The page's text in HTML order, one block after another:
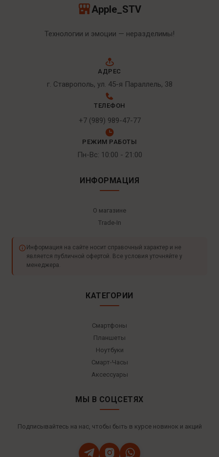
Apple_STV
Технологии и эмоции — неразделимы!
АДРЕС
г. Ставрополь, ул. 45-я Параллель, 38
ТЕЛЕФОН
+7 (989) 989-47-77
РЕЖИМ РАБОТЫ
Пн-Вс: 10:00 - 21:00
ИНФОРМАЦИЯ
О магазине
Trade-In
Информация на сайте носит справочный характер и не
является публичной офертой. Все условия уточняйте у
менеджера.
КАТЕГОРИИ
Смартфоны
Планшеты
Ноутбуки
Смарт-Часы
Аксессуары
МЫ В СОЦСЕТЯХ
Подписывайтесь на нас, чтобы быть в курсе новинок и акций